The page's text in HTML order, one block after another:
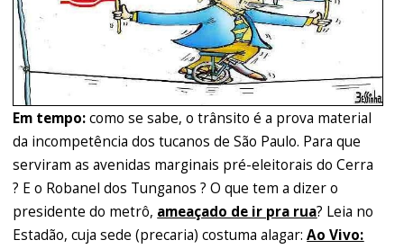
Em tempo:como se sabe, o trânsito é a prova material
da incompetência dos tucanos de São Paulo. Para que
serviram as avenidas marginais pré-eleitorais do Cerra
? E o Robanel dos Tunganos ? O que tem a dizer o
presidente do metrô, ameaçado de ir pra rua? Leia no
Estadão, cuja sede (precaria) costuma alagar:Ao Vivo: